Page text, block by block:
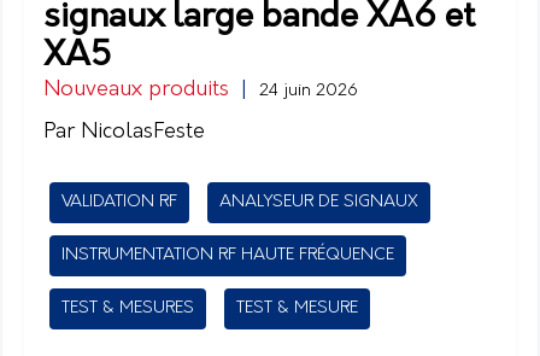
signaux large bande XA6 et
XA5
Nouveaux produits 24 juin 2026
Par NicolasFeste
VALIDATION RF ANALYSEUR DE SIGNAUX
INSTRUMENTATION RF HAUTE FRÉQUENCE
TEST & MESURES TEST & MESURE